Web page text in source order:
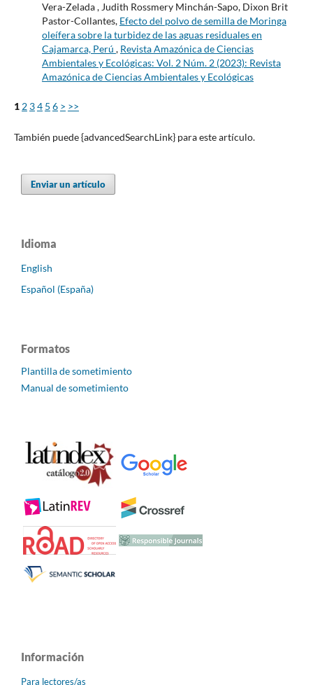
Vera-Zelada , Judith Rossmery Minchán-Sapo, Dixon Brit
Pastor-Collantes, Efecto del polvo de semilla de Moringa
oleífera sobre la turbidez de las aguas residuales en
Cajamarca, Perú , Revista Amazónica de Ciencias
Ambientales y Ecológicas: Vol. 2 Núm. 2 (2023): Revista
Amazónica de Ciencias Ambientales y Ecológicas
1 2 34 5 6 > >>
También puede {advancedSearchLink} para este artículo.
Enviar un artículo
Idioma
English
Español (España)
Formatos
Plantilla de sometimiento
Manual de sometimiento
Información
Para lectores/as